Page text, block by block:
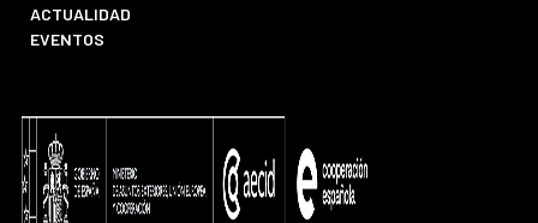
ACTUALIDAD
EVENTOS